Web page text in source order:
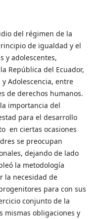
del régimen de la
de igualdad y el
y adolescentes,
República del Ecuador,
Adolescencia, entre
de derechos humanos.
importancia del
para el desarrollo
en ciertas ocasiones
se preocupan
dejando de lado
la metodología
la necesidad de
para con sus
conjunto de la
mismas obligaciones y